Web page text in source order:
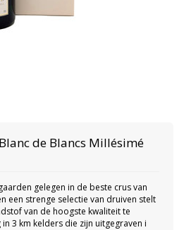
Blanc de Blancs Millésimé
gelegen in de beste crus van
een strenge selectie van druiven stelt
van de hoogste kwaliteit te
3 km kelders die zijn uitgegraven i